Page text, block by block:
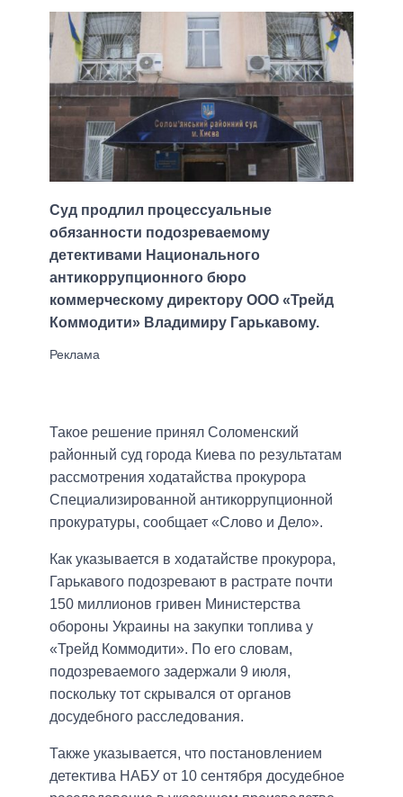
Суд продлил процессуальные
обязанности подозреваемому
детективами Национального
антикоррупционного бюро
коммерческому директору ООО «Трейд
Коммодити» Владимиру Гарькавому.
Такое решение принял Соломенский
районный суд города Киева по результатам
рассмотрения ходатайства прокурора
Специализированной антикоррупционной
прокуратуры, сообщает «Слово и Дело».
Как указывается в ходатайстве прокурора,
Гарькавого подозревают в растрате почти
150 миллионов гривен Министерства
обороны Украины на закупки топлива у
«Трейд Коммодити». По его словам,
подозреваемого задержали 9 июля,
поскольку тот скрывался от органов
досудебного расследования.
Также указывается, что постановлением
детектива НАБУ от 10 сентября досудебное